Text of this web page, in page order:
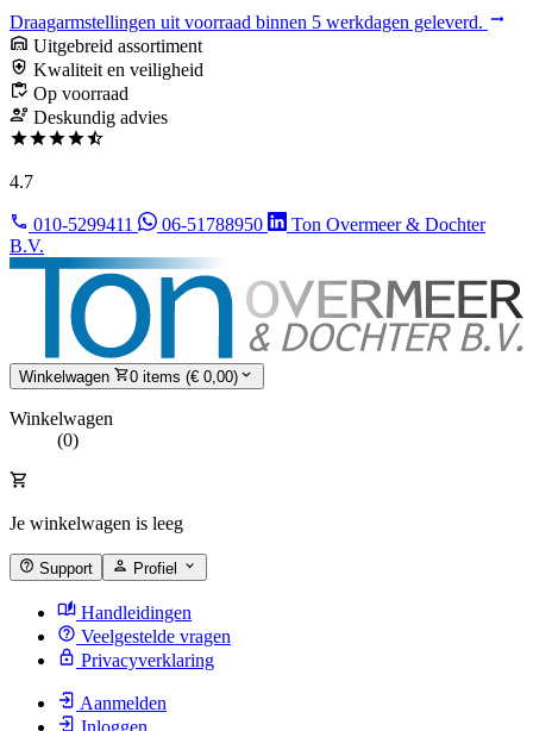
Draagarmstellingen uit voorraad binnen 5 werkdagen geleverd.
Uitgebreid assortiment
Kwaliteit en veiligheid
Op voorraad
Deskundig advies
4.7
010-5299411 06-51788950
Ton Overmeer & Dochter
B.V.
Winkelwagen 0 items (€ 0,00)
Winkelwagen
(0)
Je winkelwagen is leeg
Support Profiel
Handleidingen
Veelgestelde vragen
Privacyverklaring
Aanmelden
Inloggen